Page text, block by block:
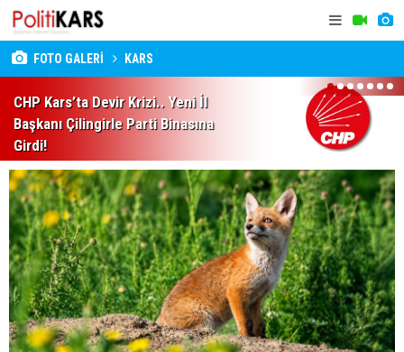
FOTO GALERİ KARS
CHP Kars’ta Devir Krizi.. Yeni İl
Başkanı Çilingirle Parti Binasına
Girdi!
1 2 3 4 5 6 7